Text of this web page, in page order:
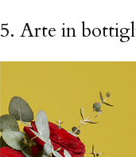
5. Arte in